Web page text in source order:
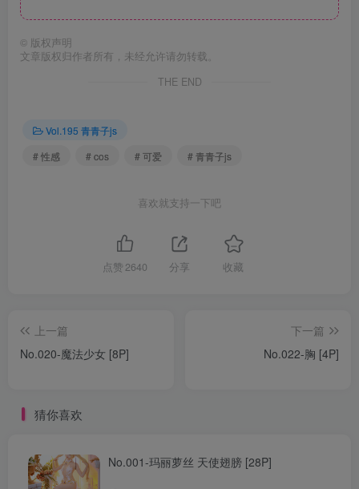
© 版权声明
文章版权归作者所有，未经允许请勿转载。
THE END
Vol.195 青青子js
# 性感
# cos # 可爱 # 青青子js
喜欢就支持一下吧
点赞 2640 分享 收藏
上一篇
No.020-魔法少女 [8P]
下一篇
No.022-胸 [4P]
猜你喜欢
No.001-玛丽萝丝 天使翅膀 [28P]